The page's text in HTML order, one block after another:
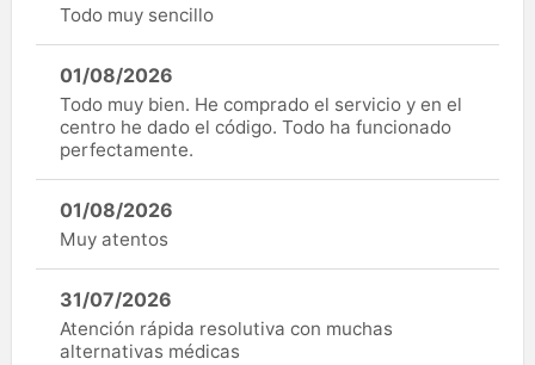
Todo muy sencillo
01/08/2026
Todo muy bien. He comprado el servicio y en el
centro he dado el código. Todo ha funcionado
perfectamente.
01/08/2026
Muy atentos
31/07/2026
Atención rápida resolutiva con muchas
alternativas médicas